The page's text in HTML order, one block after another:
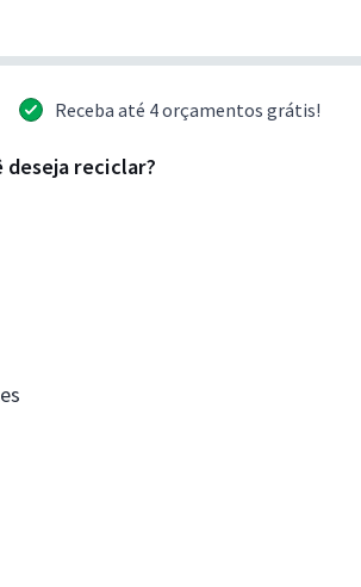
Receba até 4 orçamentos grátis!
deseja reciclar?